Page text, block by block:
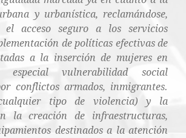
y urbanística, reclamándose,
acceso seguro a los servicios
de políticas efectivas de
a la inserción de mujeres en
especial vulnerabilidad social
conflictos armados, inmigrantes.
tipo de violencia) y la
la creación de infraestructuras,
destinados a la atención